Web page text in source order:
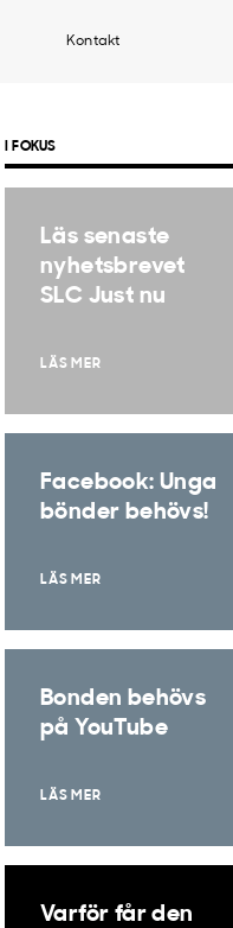
Kontakt
I FOKUS
Läs senaste
nyhetsbrevet
SLC Just nu
LÄS MER
Facebook: Unga
bönder behövs!
LÄS MER
Bonden behövs
på YouTube
LÄS MER
Varför får den